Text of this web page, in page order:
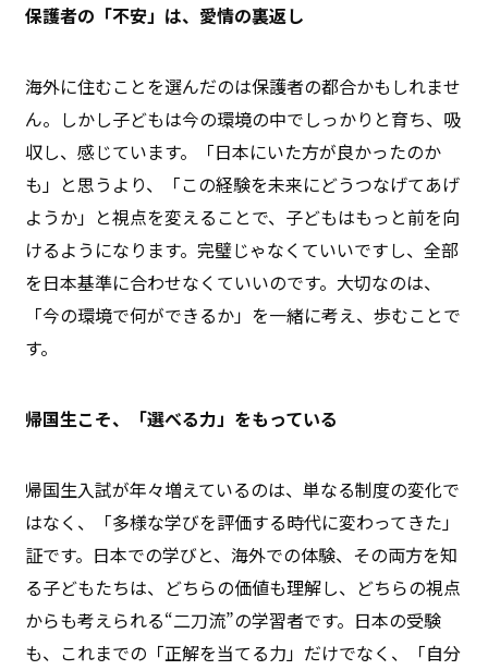
保護者の「不安」は、愛情の裏返し
海外に住むことを選んだのは保護者の都合かもしれませ
ん。しかし子どもは今の環境の中でしっかりと育ち、吸
収し、感じています。「日本にいた方が良かったのか
も」と思うより、「この経験を未来にどうつなげてあげ
ようか」と視点を変えることで、子どもはもっと前を向
けるようになります。完璧じゃなくていいですし、全部
を日本基準に合わせなくていいのです。大切なのは、
「今の環境で何ができるか」を一緒に考え、歩むことで
す。
帰国生こそ、「選べる力」をもっている
帰国生入試が年々増えているのは、単なる制度の変化で
はなく、「多様な学びを評価する時代に変わってきた」
証です。日本での学びと、海外での体験、その両方を知
る子どもたちは、どちらの価値も理解し、どちらの視点
からも考えられる“二刀流”の学習者です。日本の受験
も、これまでの「正解を当てる力」だけでなく、「自分